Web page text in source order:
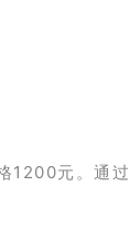
1200元。通过